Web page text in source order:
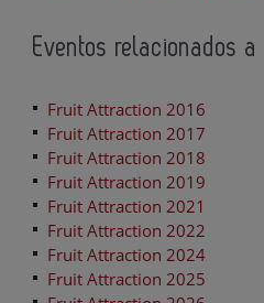
Eventos relacionados
Fruit Attraction 2016
Fruit Attraction 2017
Fruit Attraction 2018
Fruit Attraction 2019
Fruit Attraction 2021
Fruit Attraction 2022
Fruit Attraction 2024
Fruit Attraction 2025